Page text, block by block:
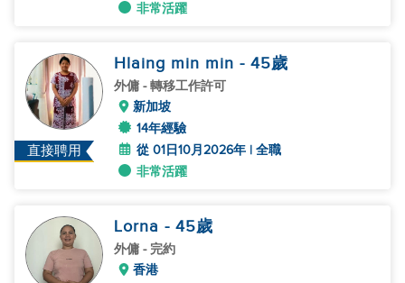
非常活躍
直接聘用
Hlaing min min - 45歲
外傭 - 轉移工作許可
新加坡
14年經驗
從 01日10月2026年 | 全職
非常活躍
Lorna - 45歲
外傭 - 完約
香港